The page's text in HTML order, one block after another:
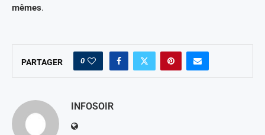
mêmes.
PARTAGER 0
INFOSOIR